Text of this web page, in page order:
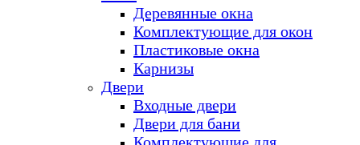
Деревянные окна
Комплектующие для окон
Пластиковые окна
Карнизы
Двери
Входные двери
Двери для бани